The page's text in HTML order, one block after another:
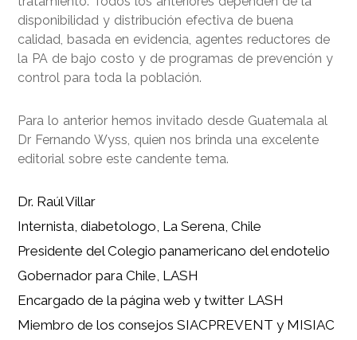
disponibilidad y distribución efectiva de buena
calidad, basada en evidencia, agentes reductores de
la PA de bajo costo y de programas de prevención y
control para toda la población.
Para lo anterior hemos invitado desde Guatemala al
Dr Fernando Wyss, quien nos brinda una excelente
editorial sobre este candente tema.
Dr. Raúl Villar
Internista, diabetologo, La Serena, Chile
Presidente del Colegio panamericano del endotelio
Gobernador para Chile, LASH
Encargado de la página web y twitter LASH
Miembro de los consejos SIACPREVENT y MISIAC